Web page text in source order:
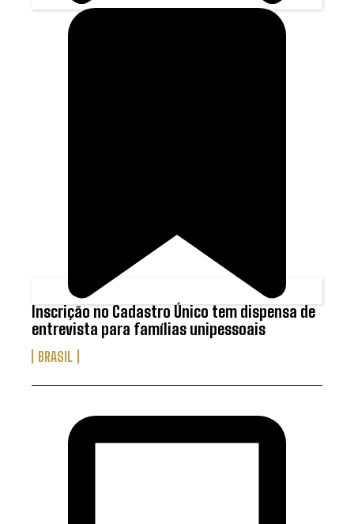
Inscrição no Cadastro Único tem dispensa de
entrevista para famílias unipessoais
BRASIL